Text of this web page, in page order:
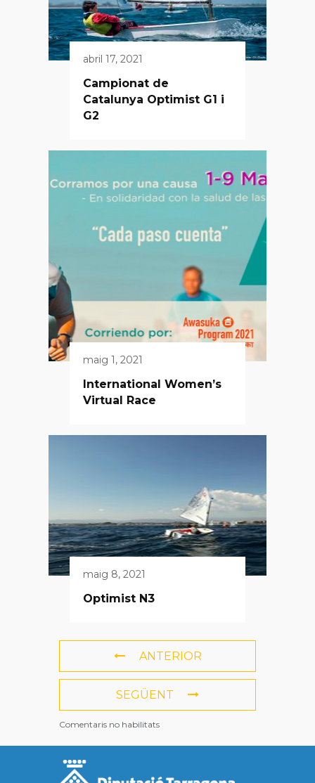
abril 17, 2021
Campionat de
Catalunya Optimist G1 i
G2
maig 1, 2021
International Women’s
Virtual Race
maig 8, 2021
Optimist N3
ANTERIOR
SEGÜENT
Comentaris no habilitats